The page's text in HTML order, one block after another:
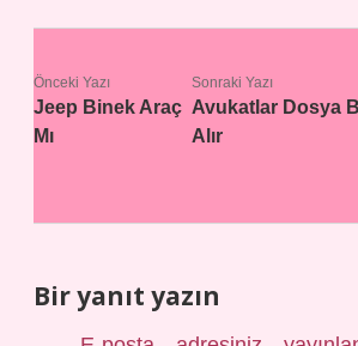
Önceki Yazı
Jeep Binek Araç
Mı
Sonraki Yazı
Avukatlar Dosya
Alır
Bir yanıt yazın